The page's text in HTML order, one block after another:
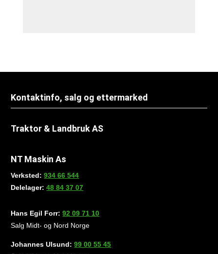
Kontaktinfo, salg og ettermarked
Traktor & Landbruk AS
NT Maskin As
Verksted:934 66 544
Delelager:48 84 37 07
Hans Egil Forr:92 09 71 10
Salg Midt- og Nord Norge
Johannes Ulsund:99 00 55 45